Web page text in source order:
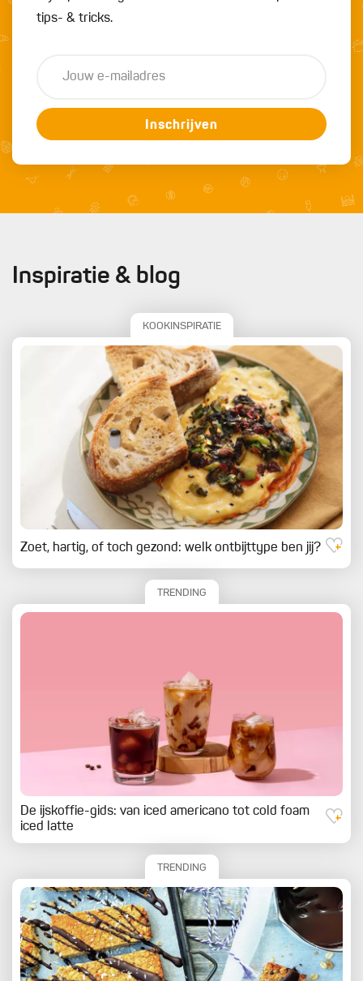
tips- & tricks.
Inschrijven
Inspiratie & blog
KOOKINSPIRATIE
Zoet, hartig, of toch gezond: welk ontbijttype ben jij?
TRENDING
De ijskoffie-gids: van iced americano tot cold foam
iced latte
TRENDING